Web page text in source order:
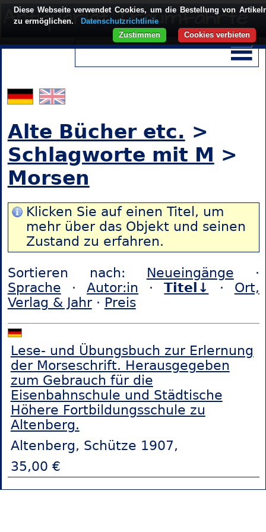
Alte Bücher etc. >
Schlagworte mit M >
Morsen
Klicken Sie auf einen Titel, um
mehr über das Objekt und seinen
Zustand zu erfahren.
Sortieren nach: Neueingänge ·
Sprache ·Autor:in ·Titel↓ · Ort,
Verlag & Jahr· Preis
Lese- und Übungsbuch zur Erlernung
der Morseschrift. Herausgegeben
zum Gebrauch für die
Eisenbahnschule und Städtische
Höhere Fortbildungsschule zu
Altenberg.
Altenberg, Schütze 1907,
35,00 €
Diese Webseite verwendet Cookies, um die Bestellung von
zu ermöglichen.
Datenschutzrichtlinie
Cookies verbieten
Zustimmen